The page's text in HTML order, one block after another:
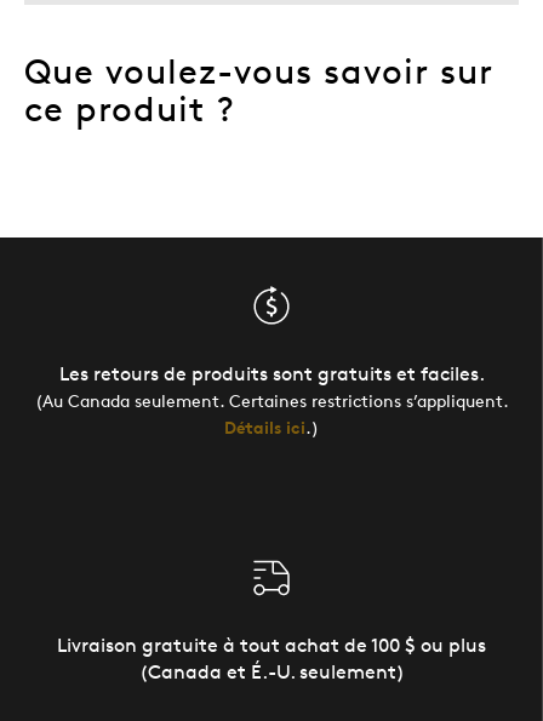
Que voulez-vous savoir sur
ce produit ?
Les retours de produits sont gratuits et faciles.
(Au Canada seulement. Certaines restrictions s’appliquent.
Détails ici.)
Livraison gratuite à tout achat de 100 $ ou plus
(Canada et É.-U. seulement)